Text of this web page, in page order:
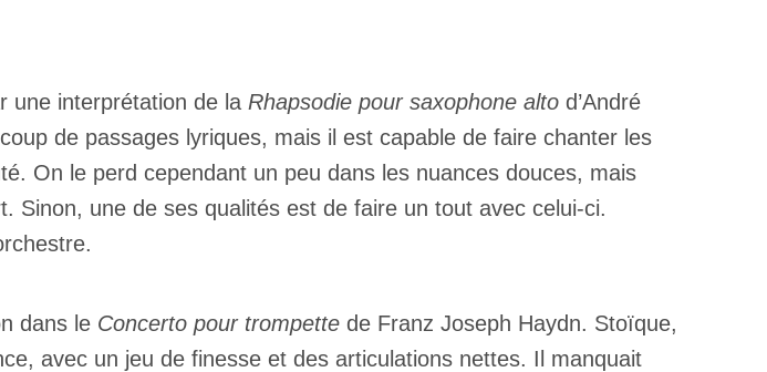
une interprétation de la Rhapsodie pour saxophone alto d’André
de passages lyriques, mais il est capable de faire chanter les
On le perd cependant un peu dans les nuances douces, mais
Sinon, une de ses qualités est de faire un tout avec celui-ci.
dans le Concerto pour trompette de Franz Joseph Haydn. Stoïque,
avec un jeu de finesse et des articulations nettes. Il manquait